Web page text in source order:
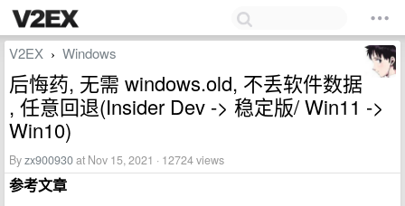
V2EX › Windows
后悔药, 无需 windows.old, 不丢软件数据
, 任意回退(Insider Dev -> 稳定版/ Win11 ->
Win10)
Byzx900930at Nov 15, 2021 · 12724 views
参考文章